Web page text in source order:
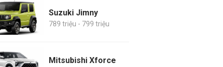
Suzuki Jimny
789 triệu - 799 triệu
Mitsubishi Xforce